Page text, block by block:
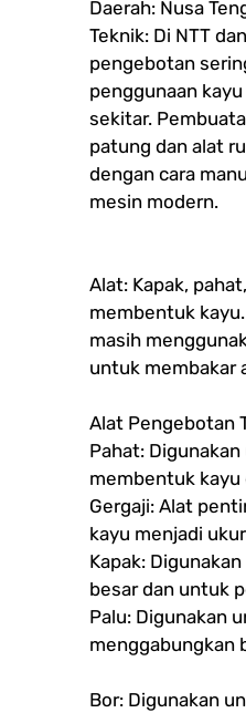
Daerah: Nusa
Teknik: Di NTT
pengebotan
penggunaan
sekitar.
patung dan alat
dengan cara
mesin modern.
Alat: Kapak,
membentuk
masih
untuk membakar
Alat Pengebotan
Pahat:
membentuk kayu
Gergaji: Alat
kayu menjadi
Kapak:
besar dan untuk
Palu: Digunakan
menggabungkan
Bor: Digunakan